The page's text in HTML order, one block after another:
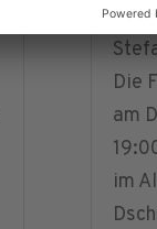
Die
am
im